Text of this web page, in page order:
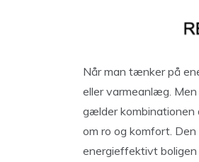
Når man tænker på
eller varmeanlæg.
gælder kombinationen
om ro og komfort.
energieffektivt boligen